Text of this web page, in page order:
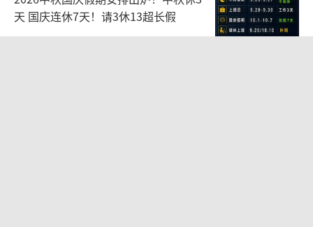
乐之梦，所付出的各种坚守与坚持，随即海来
天 国庆连休7天！请3休13超长假
2026-08-05 08:41:43